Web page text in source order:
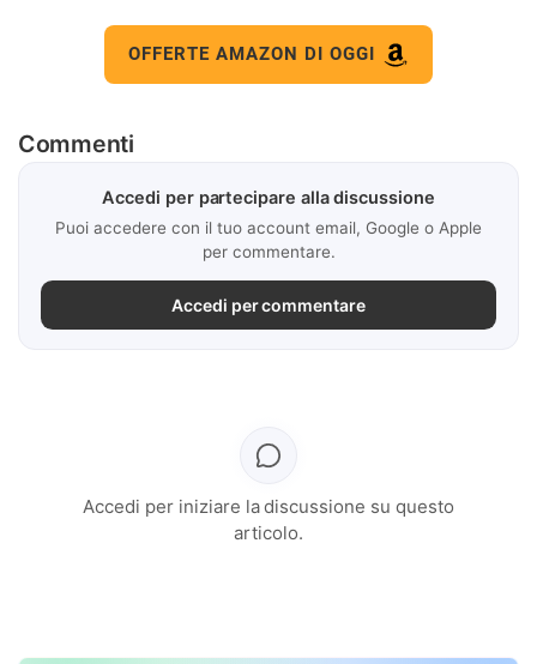
OFFERTE AMAZON DI OGGI
Commenti
Accedi per partecipare alla discussione
Puoi accedere con il tuo account email, Google o Apple
per commentare.
Accedi per commentare
Accedi per iniziare la discussione su questo
articolo.